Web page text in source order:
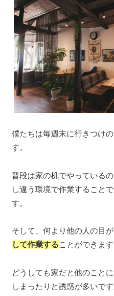
僕たちは毎週末に行きつけ
す。
普段は家の机でやっている
し違う環境で作業することで
す。
そして、何より他の人の目
して作業することができます
どうしても家だと他のこと
しまったりと誘惑が多いで